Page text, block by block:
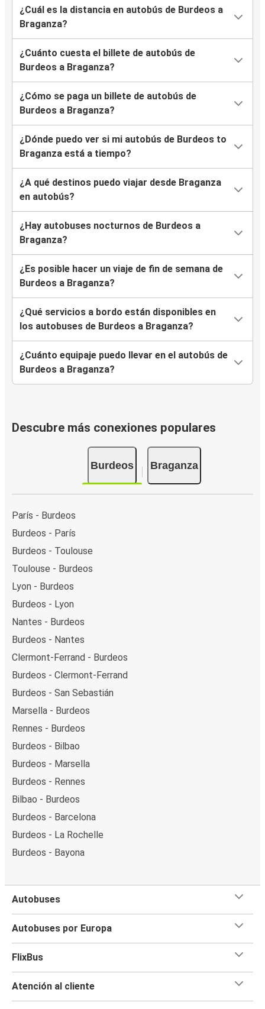
¿Cuál es la distancia en autobús de Burdeos a
Braganza?
¿Cuánto cuesta el billete de autobús de
Burdeos a Braganza?
¿Cómo se paga un billete de autobús de
Burdeos a Braganza?
¿Dónde puedo ver si mi autobús de Burdeos to
Braganza está a tiempo?
¿A qué destinos puedo viajar desde Braganza
en autobús?
¿Hay autobuses nocturnos de Burdeos a
Braganza?
¿Es posible hacer un viaje de fin de semana de
Burdeos a Braganza?
¿Qué servicios a bordo están disponibles en
los autobuses de Burdeos a Braganza?
¿Cuánto equipaje puedo llevar en el autobús de
Burdeos a Braganza?
Descubre más conexiones populares
Burdeos Braganza
París - Burdeos
Burdeos - París
Burdeos - Toulouse
Toulouse - Burdeos
Lyon - Burdeos
Burdeos - Lyon
Nantes - Burdeos
Burdeos - Nantes
Clermont-Ferrand - Burdeos
Burdeos - Clermont-Ferrand
Burdeos - San Sebastián
Marsella - Burdeos
Rennes - Burdeos
Burdeos - Bilbao
Burdeos - Marsella
Burdeos - Rennes
Bilbao - Burdeos
Burdeos - Barcelona
Burdeos - La Rochelle
Burdeos - Bayona
Autobuses
Autobuses por Europa
FlixBus
Atención al cliente